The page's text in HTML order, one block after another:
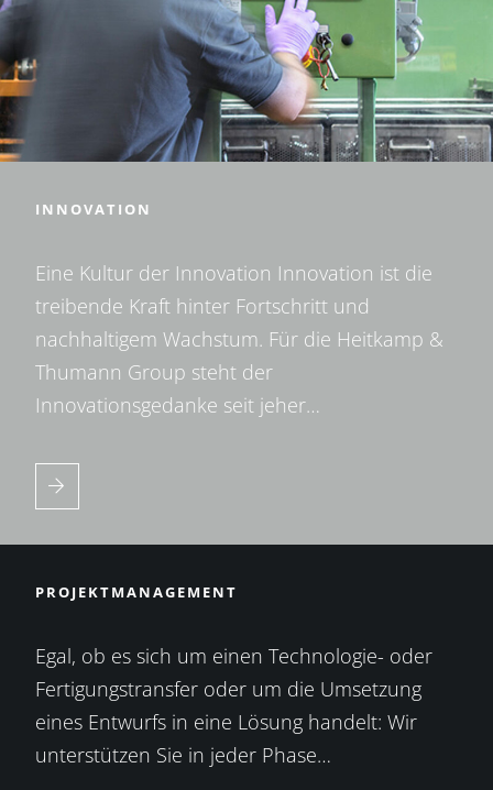
INNOVATION
Eine Kultur der Innovation Innovation ist die
treibende Kraft hinter Fortschritt und
nachhaltigem Wachstum. Für die Heitkamp &
Thumann Group steht der
Innovationsgedanke seit jeher…
PROJEKTMANAGEMENT
Egal, ob es sich um einen Technologie- oder
Fertigungstransfer oder um die Umsetzung
eines Entwurfs in eine Lösung handelt: Wir
unterstützen Sie in jeder Phase…